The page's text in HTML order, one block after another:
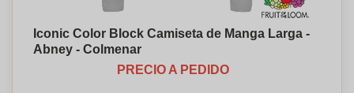
Iconic Color Block Camiseta de Manga Larga -
Abney - Colmenar
PRECIO A PEDIDO